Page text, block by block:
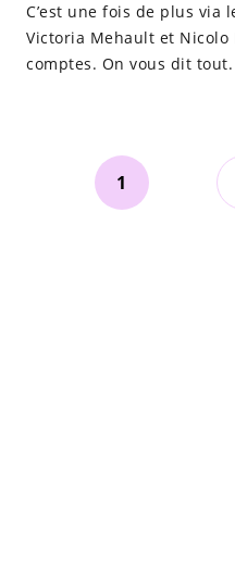
C’est une fois de plus via
Victoria Mehault et
comptes. On vous dit tout.
1